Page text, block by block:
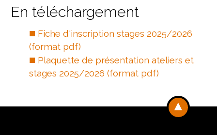
En téléchargement
Fiche d'inscription stages 2025/2026
(format pdf)
Plaquette de présentation ateliers et
stages 2025/2026 (format pdf)